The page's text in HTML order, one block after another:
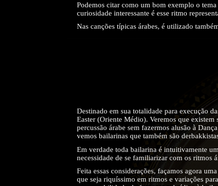
Podemos citar como um bom exemplo o
curiosidade interessante é esse ritmo
Nas canções típicas árabes, é utilizado
Destinado em sua totalidade para execução
Easter (Oriente Médio). Veremos que
percussão árabe sem fazermos alusão à
vemos bailarinas que também são
Em verdade toda bailarina é intuitivamente
necessidade de se familiarizar com os ritmos
Feita essas considerações, façamos agora
que seja riquíssimo em ritmos e variações